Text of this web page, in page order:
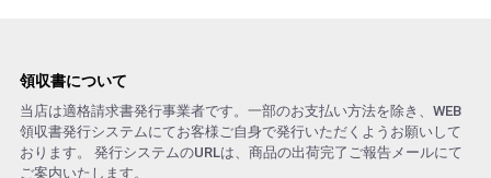
領収書について
当店は適格請求書発行事業者です。一部のお支払い方法を除き、WEB
領収書発行システムにてお客様ご自身で発行いただくようお願いして
おります。 発行システムのURLは、商品の出荷完了ご報告メールにて
ご案内いたします。